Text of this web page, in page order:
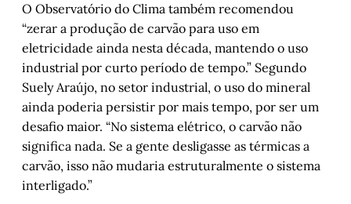
O Observatório do Clima também recomendou
“zerar a produção de carvão para uso em
eletricidade ainda nesta década, mantendo o uso
industrial por curto período de tempo.” Segundo
Suely Araújo, no setor industrial, o uso do mineral
ainda poderia persistir por mais tempo, por ser um
desafio maior. “No sistema elétrico, o carvão não
significa nada. Se a gente desligasse as térmicas a
carvão, isso não mudaria estruturalmente o sistema
interligado.”